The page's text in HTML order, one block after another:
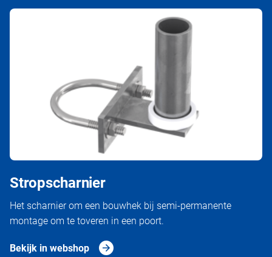
Stropscharnier
Het scharnier om een bouwhek bij semi-permanente
montage om te toveren in een poort.
Bekijk in webshop